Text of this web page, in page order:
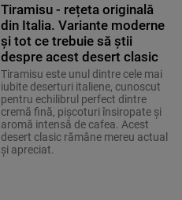
Tiramisu - rețeta originală
din Italia. Variante moderne
și tot ce trebuie să știi
despre acest desert clasic
Tiramisu este unul dintre cele mai
iubite deserturi italiene, cunoscut
pentru echilibrul perfect dintre
cremă fină, pișcoturi însiropate și
aromă intensă de cafea. Acest
desert clasic rămâne mereu actual
și apreciat.